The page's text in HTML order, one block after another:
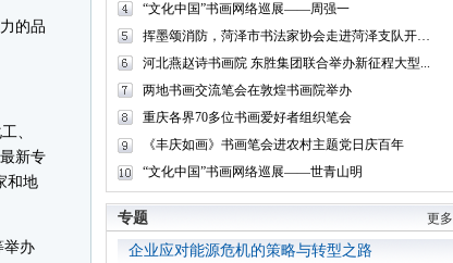
的品
、
新专
和地
举办
“文化中国”书画网络巡展——周强一
挥墨颂消防，菏泽市书法家协会走进菏泽支队开展...
河北燕赵诗书画院 东胜集团联合举办新征程大型...
两地书画交流笔会在敦煌书画院举办
重庆各界70多位书画爱好者组织笔会
《丰庆如画》书画笔会进农村主题党日庆百年
“文化中国”书画网络巡展——世青山明
更多
专题
企业应对能源危机的策略与转型之路